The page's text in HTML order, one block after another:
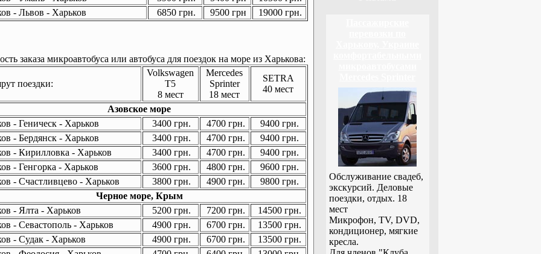
- Львов - Харьков
6850 грн. 9500 грн 19000 грн.
заказа микроавтобуса или автобуса для поездок на море из Харькова:
поездки:
Volkswagen
T5
8 мест
Mercedes
Sprinter
18 мест
SETRA
40 мест
Азовское море
- Геническ - Харьков
3400 грн. 4700 грн.
9400 грн.
- Бердянск - Харьков
3400 грн. 4700 грн.
9400 грн.
- Кирилловка - Харьков
3400 грн. 4700 грн.
9400 грн.
- Генгорка - Харьков
3600 грн. 4800 грн.
9600 грн.
- Счастливцево - Харьков
3800 грн. 4900 грн.
9800 грн.
Черное море, Крым
- Ялта - Харьков
5200 грн. 7200 грн.
14500 грн.
- Севастополь - Харьков
4900 грн. 6700 грн.
13500 грн.
- Судак - Харьков
4900 грн. 6700 грн.
13500 грн.
Обслуживание свадеб,
экскурсий. Деловые
поездки, отдых. 18
мест
Микрофон, TV, DVD,
кондиционер, мягкие
кресла.